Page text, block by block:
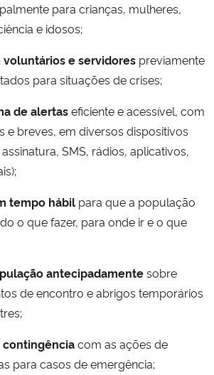
para crianças, mulheres,
e idosos;
e servidores previamente
para situações de crises;
de alertaseficiente e acessível, com
e breves, em diversos dispositivos
SMS, rádios, aplicativos,
tempo hábil para que a população
o que fazer, para onde ir e o que
antecipadamentesobre
de encontro e abrigos temporários
contingênciacom as ações de
para casos de emergência;